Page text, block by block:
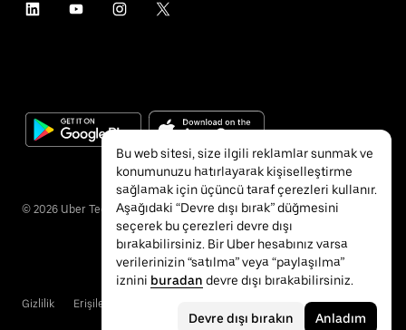
© 2026 Uber Technologies Inc.
Gizlilik Erişilebilirlik
Bu web sitesi, size ilgili reklamlar sunmak ve
konumunuzu hatırlayarak kişiselleştirme
sağlamak için üçüncü taraf çerezleri kullanır.
Aşağıdaki “Devre dışı bırak” düğmesini
seçerek bu çerezleri devre dışı
bırakabilirsiniz. Bir Uber hesabınız varsa
verilerinizin “satılma” veya “paylaşılma”
iznini buradan devre dışı bırakabilirsiniz.
Devre dışı bırakın Anladım